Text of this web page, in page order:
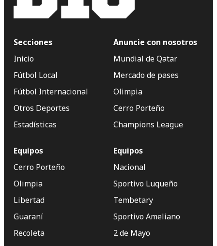
Secciones
Inicio
Fútbol Local
Fútbol Internacional
Otros Deportes
Estadísticas
Anuncie con nosotros
Mundial de Qatar
Mercado de pases
Olimpia
Cerro Porteño
Champions League
Equipos
Cerro Porteño
Olimpia
Libertad
Guaraní
Recoleta
Equipos
Nacional
Sportivo Luqueño
Tembetary
Sportivo Ameliano
2 de Mayo